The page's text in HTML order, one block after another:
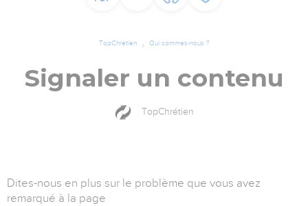
TopChrétien Qui sommes-nous ?
Signaler un contenu
TopChrétien
Dites-nous en plus sur le problème que vous avez
remarqué à la page